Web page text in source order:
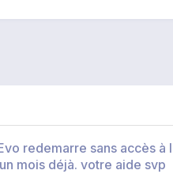
redemarre sans accès
mois déjà. votre aide svp